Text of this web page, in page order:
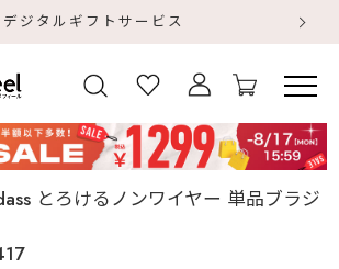
デジタルギフトサービス
とろけるノンワイヤー 単品ブラジ